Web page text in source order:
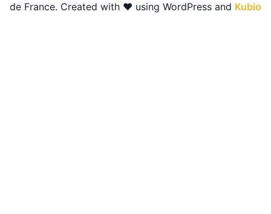
de France. Created with ❤ using WordPress and Kubio